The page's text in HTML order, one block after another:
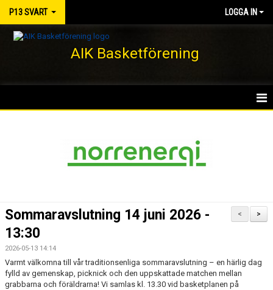
P13 SVART LOGGA IN
AIK Basketförening
TRUPPEN
BILDGALLERI
DOKUMENT
>
<
Sommaravslutning 14 juni 2026 -
13:30
2026-05-13 14:14
Varmt välkomna till vår traditionsenliga sommaravslutning – en härlig dag
fylld av gemenskap, picknick och den uppskattade matchen mellan
grabbarna och föräldrarna! Vi samlas kl. 13.30 vid basketplanen på